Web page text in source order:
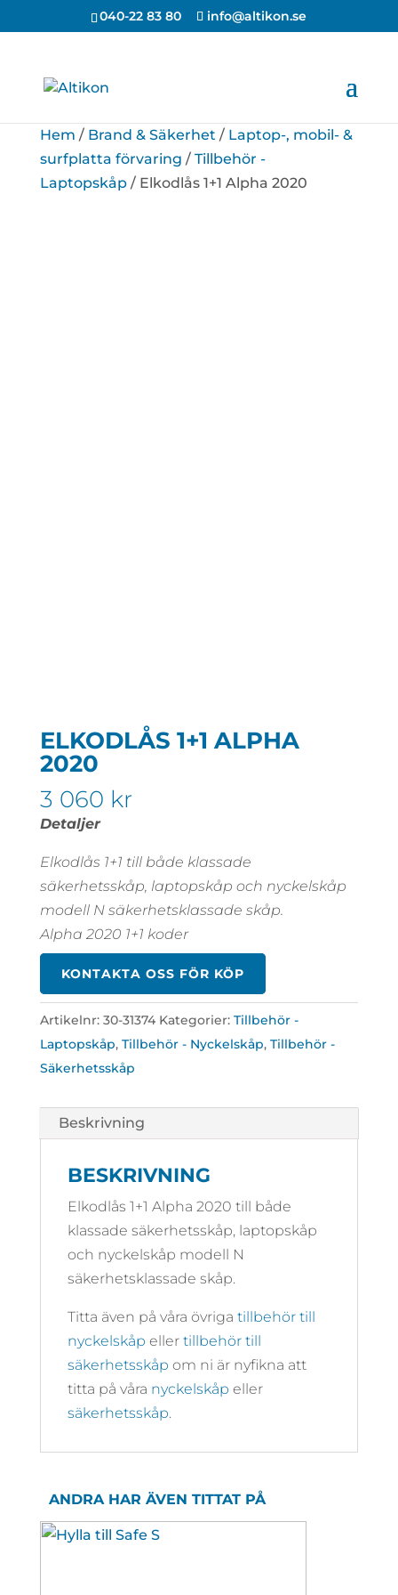
040-22 83 80 info@altikon.se
Hem / Brand & Säkerhet / Laptop-, mobil- &
surfplatta förvaring / Tillbehör -
Laptopskåp/ Elkodlås 1+1 Alpha 2020
ELKODLÅS 1+1 ALPHA
2020
3 060 kr
Detaljer
Elkodlås 1+1 till både klassade
säkerhetsskåp, laptopskåp och nyckelskåp
modell N säkerhetsklassade skåp.
Alpha 2020 1+1 koder
KONTAKTA OSS FÖR KÖP
Artikelnr: 30-31374 Kategorier: Tillbehör -
Laptopskåp, Tillbehör - Nyckelskåp, Tillbehör -
Säkerhetsskåp
Beskrivning
BESKRIVNING
Elkodlås 1+1 Alpha 2020 till både
klassade säkerhetsskåp, laptopskåp
och nyckelskåp modell N
säkerhetsklassade skåp.
Titta även på våra övriga tillbehör till
nyckelskåp eller tillbehör till
säkerhetsskåp om ni är nyfikna att
titta på våra nyckelskåp eller
säkerhetsskåp.
ANDRA HAR ÄVEN TITTAT PÅ